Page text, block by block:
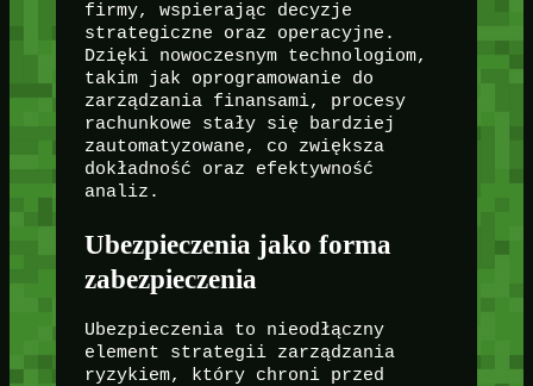
firmy, wspierając decyzje
strategiczne oraz operacyjne.
Dzięki nowoczesnym technologiom,
takim jak oprogramowanie do
zarządzania finansami, procesy
rachunkowe stały się bardziej
zautomatyzowane, co zwiększa
dokładność oraz efektywność
analiz.
Ubezpieczenia jako forma
zabezpieczenia
Ubezpieczenia to nieodłączny
element strategii zarządzania
ryzykiem, który chroni przed